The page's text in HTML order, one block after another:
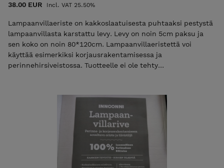
38.00 EUR Incl. VAT 25.50%
Lampaanvillaeriste on kakkoslaatuisesta puhtaaksi pestystä
lampaanvillasta karstattu levy. Levy on noin 5cm paksu ja
sen koko on noin 80*120cm. Lampaanvillaeristettä voi
käyttää esimerkiksi korjausrakentamisessa ja
perinnehirsiveistossa. Tuotteelle ei ole tehty
olevaan tutkimustietoon. Esimerkiksi Itävaltalaisen Isolena-
villaeristeen julkisiin tietoihin.